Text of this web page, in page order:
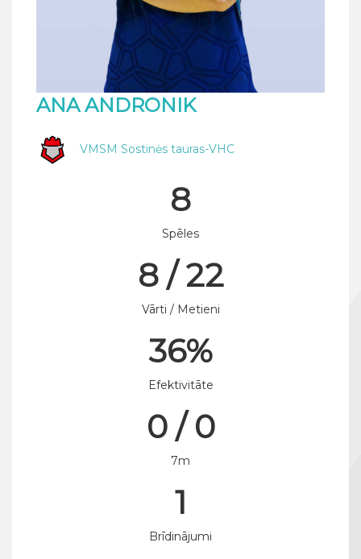
ANA ANDRONIK
VMSM Sostinės tauras-VHC
8
Spēles
8 / 22
Vārti / Metieni
36%
Efektivitāte
0 / 0
7m
1
Brīdinājumi